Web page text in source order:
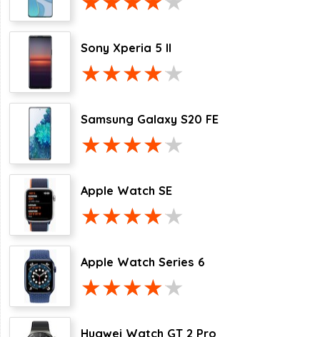
Sony Xperia 5 II
Samsung Galaxy S20 FE
Apple Watch SE
Apple Watch Series 6
Huawei Watch GT 2 Pro